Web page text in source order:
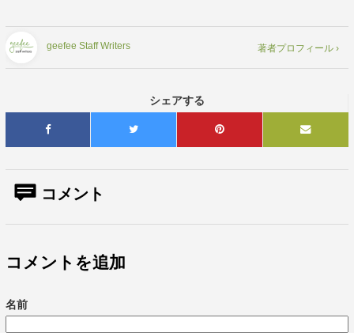
geefee Staff Writers 著者プロフィール ›
シェアする
コメント
コメントを追加
名前